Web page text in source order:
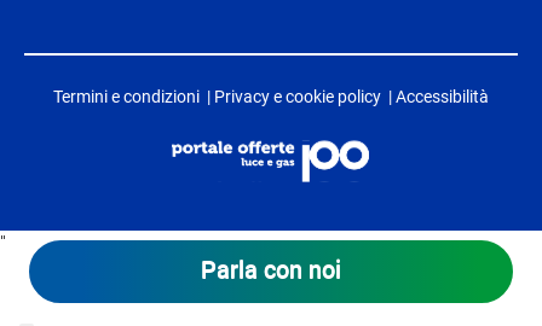
Termini e condizioni | Privacy e cookie policy |Accessibilità
Parla con noi
"